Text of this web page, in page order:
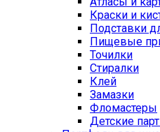
Краски и
Подставки
Пищевые
Точилки
Стиралки
Клей
Замазки
Фломастеры
Детские